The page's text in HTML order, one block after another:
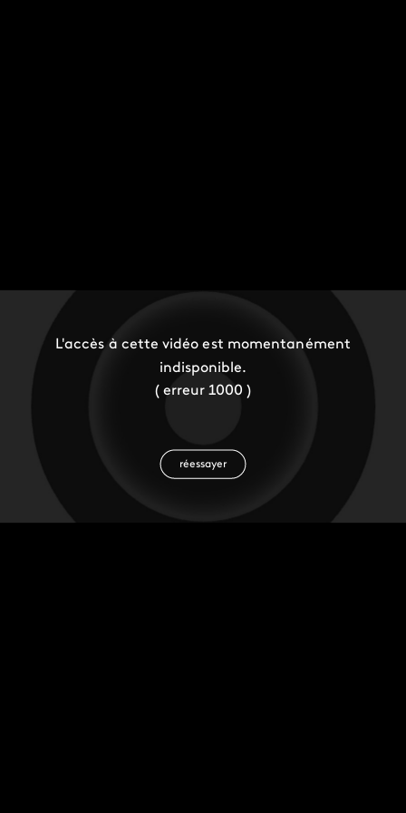
L'accès à cette vidéo est momentanément
indisponible.
( erreur 1000 )
réessayer